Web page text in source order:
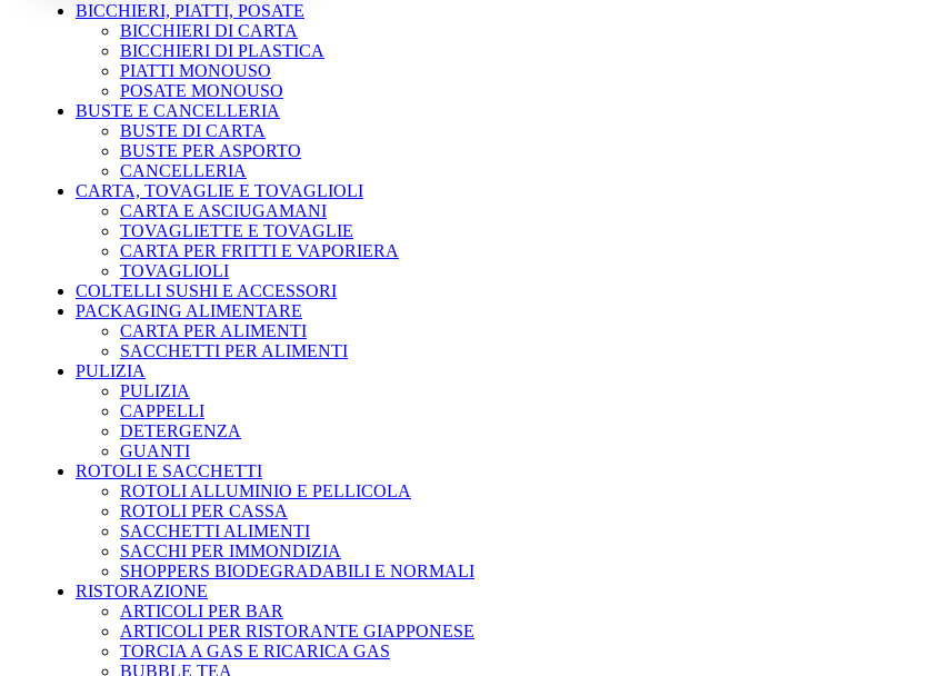
BICCHIERI, PIATTI, POSATE
BICCHIERI DI CARTA
BICCHIERI DI PLASTICA
PIATTI MONOUSO
POSATE MONOUSO
BUSTE E CANCELLERIA
BUSTE DI CARTA
BUSTE PER ASPORTO
CANCELLERIA
CARTA, TOVAGLIE E TOVAGLIOLI
CARTA E ASCIUGAMANI
TOVAGLIETTE E TOVAGLIE
CARTA PER FRITTI E VAPORIERA
TOVAGLIOLI
COLTELLI SUSHI E ACCESSORI
PACKAGING ALIMENTARE
CARTA PER ALIMENTI
SACCHETTI PER ALIMENTI
PULIZIA
PULIZIA
CAPPELLI
DETERGENZA
GUANTI
ROTOLI E SACCHETTI
ROTOLI ALLUMINIO E PELLICOLA
ROTOLI PER CASSA
SACCHETTI ALIMENTI
SACCHI PER IMMONDIZIA
SHOPPERS BIODEGRADABILI E NORMALI
RISTORAZIONE
ARTICOLI PER BAR
ARTICOLI PER RISTORANTE GIAPPONESE
TORCIA A GAS E RICARICA GAS
BUBBLE TEA